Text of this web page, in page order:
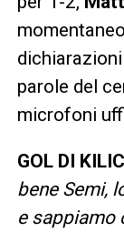
parole del
microfoni
GOL DI
bene Semi,
e sappiamo